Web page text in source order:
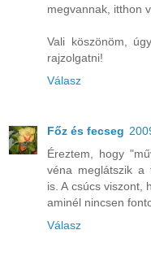
megvannak, itthon
Vali köszönöm,
rajzolgatni!
Válasz
Főz és fecseg
Éreztem, hogy
véna meglátszik a
is. A csúcs viszont,
aminél nincsen
Válasz